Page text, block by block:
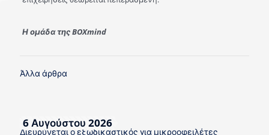
Η ομάδα της BOXmind
Άλλα άρθρα
6 Αυγούστου 2026
Διευρύνεται ο εξωδικαστικός για μικροοφειλέτες